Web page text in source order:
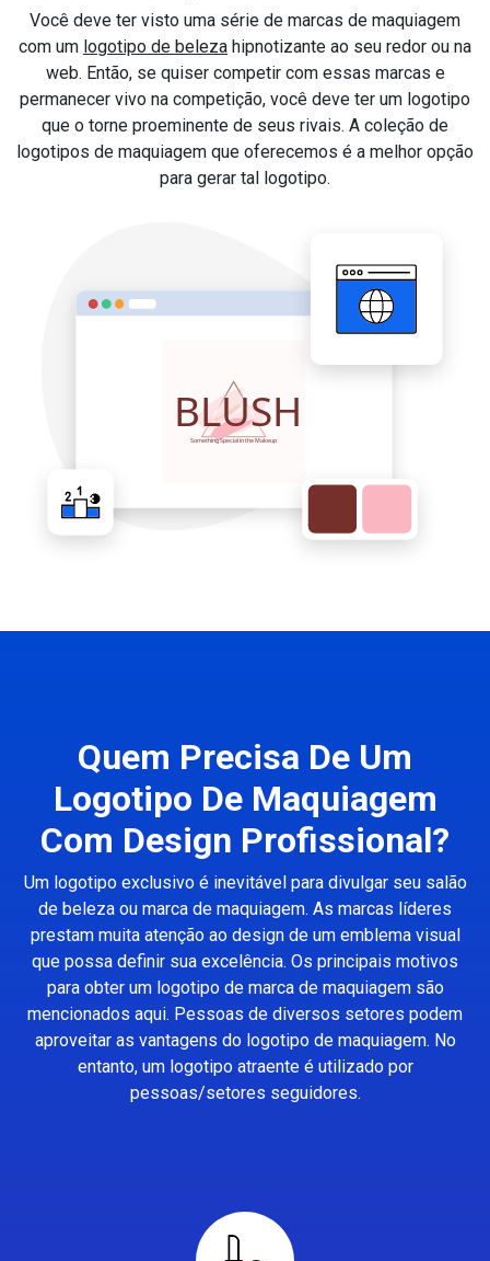
Você deve ter visto uma série de marcas de maquiagem
com um logotipo de beleza hipnotizante ao seu redor ou na
web. Então, se quiser competir com essas marcas e
permanecer vivo na competição, você deve ter um logotipo
que o torne proeminente de seus rivais. A coleção de
logotipos de maquiagem que oferecemos é a melhor opção
para gerar tal logotipo.
Quem Precisa De Um
Logotipo De Maquiagem
Com Design Profissional?
Um logotipo exclusivo é inevitável para divulgar seu salão
de beleza ou marca de maquiagem. As marcas líderes
prestam muita atenção ao design de um emblema visual
que possa definir sua excelência. Os principais motivos
para obter um logotipo de marca de maquiagem são
mencionados aqui. Pessoas de diversos setores podem
aproveitar as vantagens do logotipo de maquiagem. No
entanto, um logotipo atraente é utilizado por
pessoas/setores seguidores.